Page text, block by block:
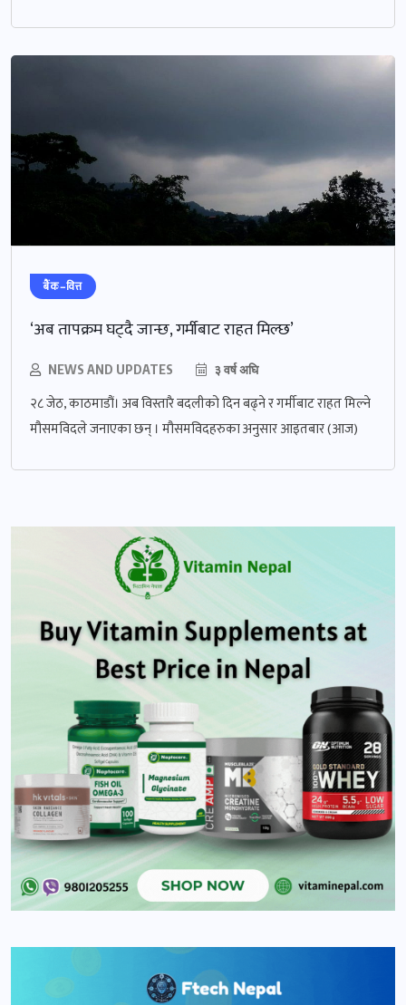
बैंक–वित्त
‘अब तापक्रम घट्दै जान्छ, गर्मीबाट राहत मिल्छ’
NEWS AND UPDATES ३ वर्ष अघि
२८ जेठ, काठमाडौं। अब विस्तारै बदलीको दिन बढ्ने र गर्मीबाट राहत मिल्ने
मौसमविदले जनाएका छन् । मौसमविदहरुका अनुसार आइतबार (आज)